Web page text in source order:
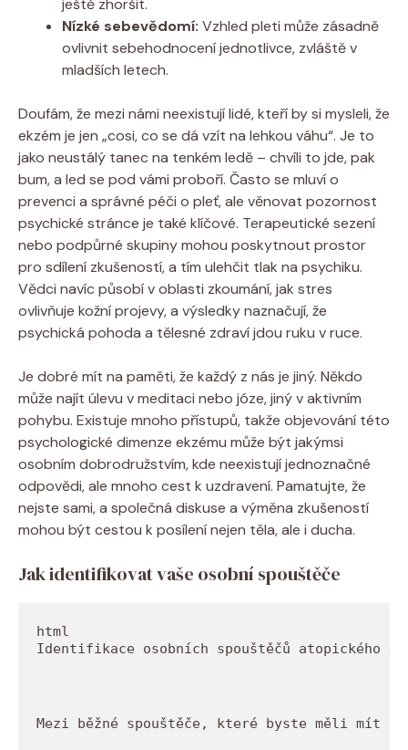
Nízké sebevědomí: Vzhled pleti⁤ může zásadně
ovlivnit sebehodnocení jednotlivce, zvláště v
mladších letech.
Doufám, ⁣že ​mezi námi neexistují lidé, kteří by si mysleli, že
ekzém je‍ jen „cosi, co ⁤se dá vzít ‍na ‍lehkou váhu“. Je to
jako neustálý tanec na ‍tenkém ledě – chvíli to jde, pak
bum, a led se pod vámi proboří. Často se mluví o
prevenci a správné péči o pleť, ale ⁢věnovat pozornost
psychické stránce ⁤je také klíčové. Terapeutické sezení
‍nebo podpůrné ⁣skupiny mohou poskytnout prostor
pro sdílení zkušeností, a tím ulehčit tlak na psychiku.
Vědci navíc působí v oblasti zkoumání, jak stres
ovlivňuje kožní projevy, a výsledky naznačují, ‍že⁤
psychická pohoda ⁢a ‌tělesné zdraví jdou ruku v ruce.
Je‌ dobré mít na paměti, že každý z nás je jiný. Někdo
může ‌najít úlevu v ‍meditaci ⁢nebo józe, jiný v aktivním⁤
pohybu. Existuje⁢ mnoho přístupů, takže objevování této
psychologické ‌dimenze ekzému ‍může ‌být⁢ jakýmsi
osobním ‌dobrodružstvím, kde neexistují jednoznačné
odpovědi, ale mnoho cest k ​uzdravení. Pamatujte, že ​
nejste sami, a společná‍ diskuse a výměna zkušeností
mohou být cestou k posílení nejen těla, ale i ducha.
Jak identifikovat vaše ‌osobní spouštěče
Identifikace osobních spouštěčů atopického
Mezi běžné spouštěče, které byste měli mít